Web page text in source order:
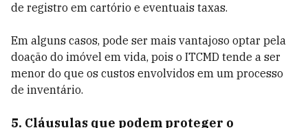
de registro em cartório e eventuais taxas.
Em alguns casos, pode ser mais vantajoso optar pela
doação do imóvel em vida, pois o ITCMD tende a ser
menor do que os custos envolvidos em um processo
de inventário.
5. Cláusulas que podem proteger o